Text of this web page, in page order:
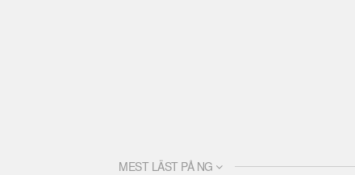
MEST LÄST PÅ NG